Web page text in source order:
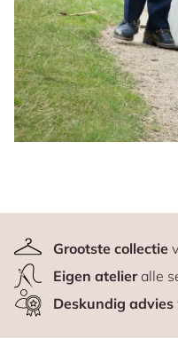
Grootste collectie
Eigen atelieralle
Deskundig advies